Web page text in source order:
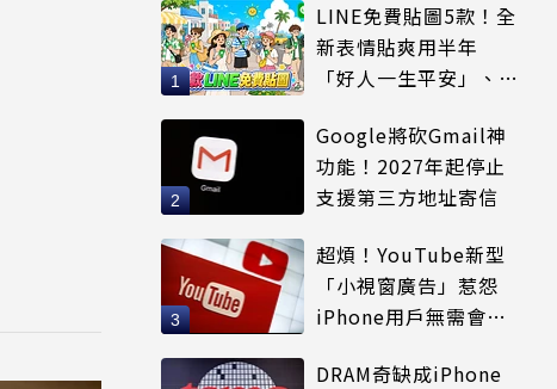
LINE免費貼圖5款！全
新表情貼爽用半年
「好人一生平安」、
Google將砍Gmail神
功能！2027年起停止
支援第三方地址寄信
超煩！YouTube新型
「小視窗廣告」惹怨
iPhone用戶無需會員
DRAM奇缺成iPhone